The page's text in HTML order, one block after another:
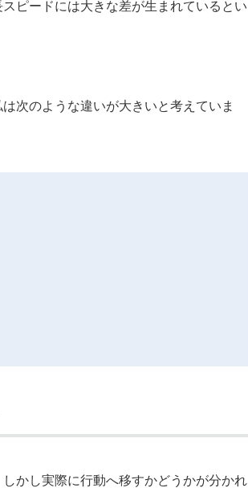
ピードには大きな差が生まれているとい
次のような違いが大きいと考えていま
かし実際に行動へ移すかどうかが分かれ